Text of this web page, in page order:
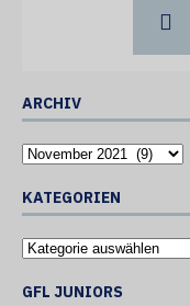
ARCHIV
KATEGORIEN
GFL JUNIORS